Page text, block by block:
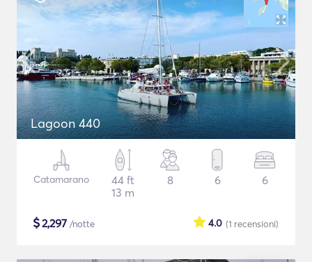
Lagoon 440
Catamarano
44 ft
13 m
8 6 6
$2,297 /notte (1 recensioni)
4.0